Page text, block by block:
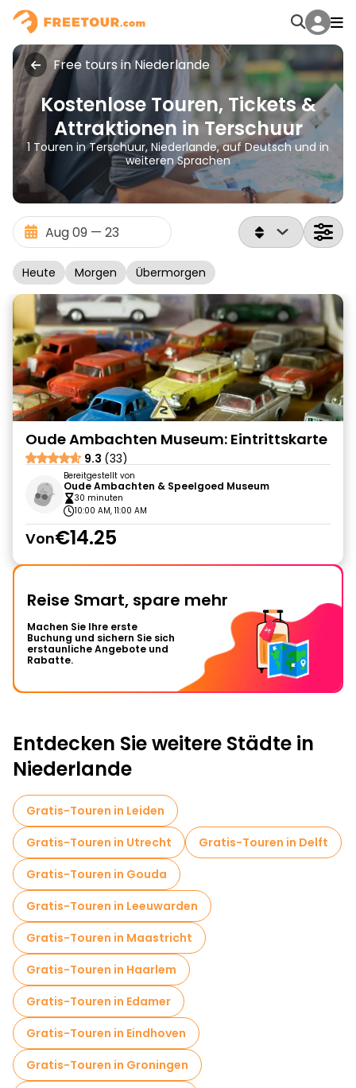
Free tours in Niederlande
Kostenlose Touren, Tickets &
Attraktionen in Terschuur
1 Touren in Terschuur, Niederlande, auf Deutsch und in
weiteren Sprachen
Heute Morgen Übermorgen
Oude Ambachten Museum: Eintrittskarte
9.3 (33)
Bereitgestellt von
Oude Ambachten & Speelgoed Museum
30 minuten
10:00 AM, 11:00 AM
Von€14.25
Reise Smart, spare mehr
Machen Sie Ihre erste
Buchung und sichern Sie sich
erstaunliche Angebote und
Rabatte.
Entdecken Sie weitere Städte in
Niederlande
Gratis-Touren in Leiden
Gratis-Touren in Utrecht
Gratis-Touren in Delft
Gratis-Touren in Gouda
Gratis-Touren in Leeuwarden
Gratis-Touren in Maastricht
Gratis-Touren in Haarlem
Gratis-Touren in Edamer
Gratis-Touren in Eindhoven
Gratis-Touren in Groningen